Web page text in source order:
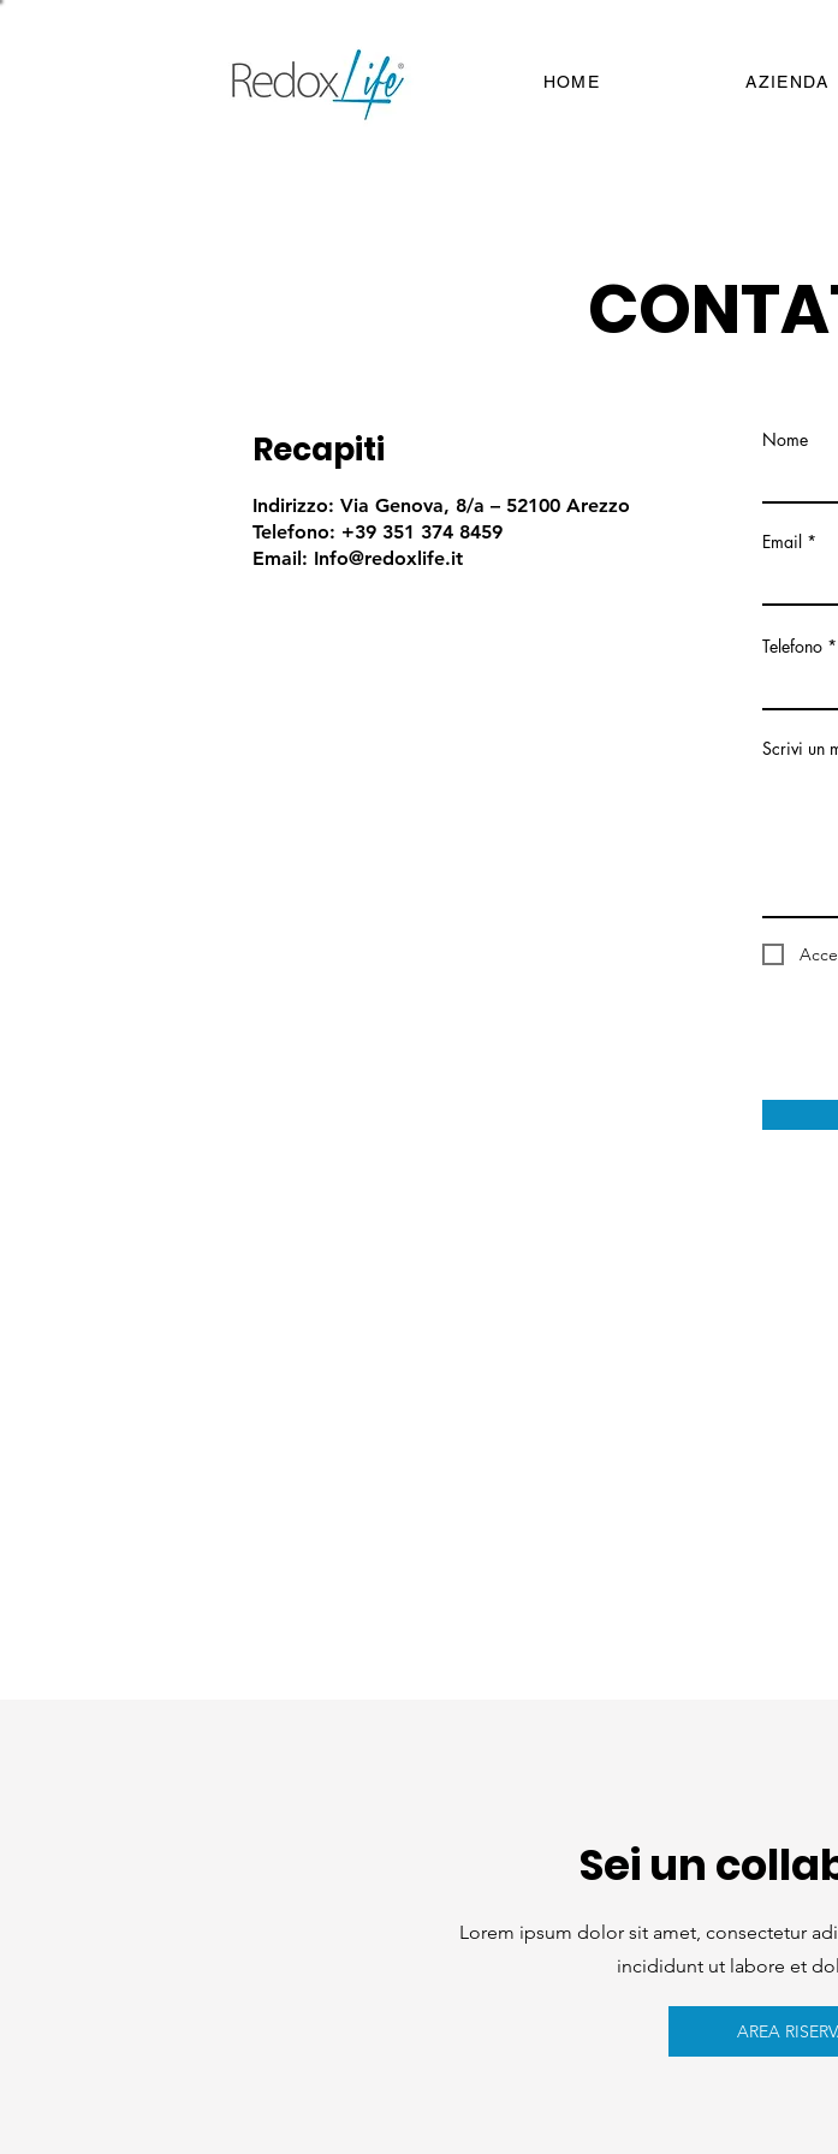
HOME AZIENDA
Recapiti
Indirizzo: Via Genova, 8/a – 52100 Arezzo
Telefono: +39 351 374 8459
Email: Info@redoxlife.it
Nome
Email
Telefono
Scrivi un
Sei un
Lorem ipsum dolor sit amet, consectetur
incididunt ut labore et
AREA